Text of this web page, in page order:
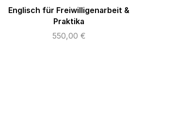
Englisch für Freiwilligenarbeit &
Praktika
550,00 €